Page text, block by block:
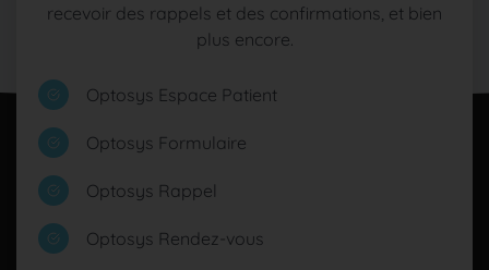
recevoir des rappels et des confirmations, et bien
plus encore.
Optosys Espace Patient
Optosys Formulaire
Optosys Rappel
Optosys Rendez-vous